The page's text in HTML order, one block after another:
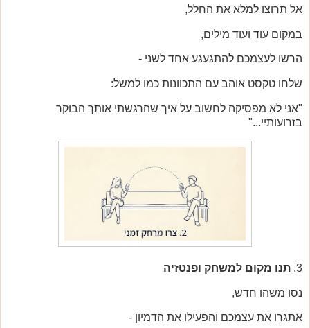
אל תרוצו למלא את החלל,
במקום עוד ועוד מילים,
הרשו לעצמכם להתגעגע אחד לשני -
שלחו טקסט אוהב עם התכוונות כמו למשל:
"אני לא מפסיקה לחשוב על איך שהרגשתי אותך הבוקר
בזרועותיי..."
3. תנו מקום למשחק ופנטזיה
נסו משהו חדש,
אתגרו את עצמכם והפעילו את הדמיון -